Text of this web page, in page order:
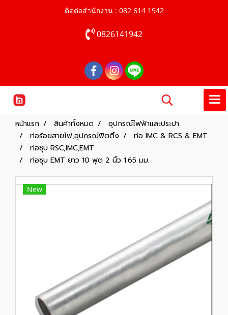
ติดต่อสำนักงาน : 082 614 1942
0826141942
หน้าแรก สินค้าทั้งหมด
อุปกรณ์ไฟฟ้าและประปา
ท่อร้อยสายไฟ,อุปกรณ์ฟิตติ้ง
ท่อ IMC & RCS & EMT
ท่อชุบ RSC,IMC,EMT
ท่อชุบ EMT ยาว 10 ฟุต 2 นิ้ว 1.65 มม.
New